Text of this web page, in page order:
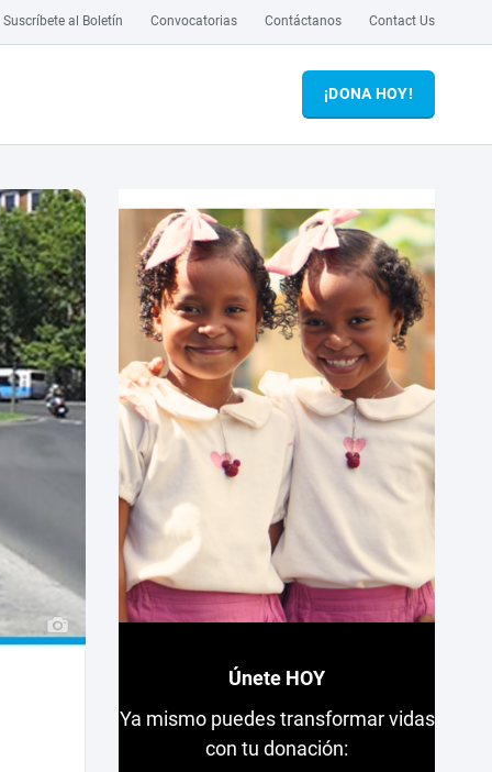
Suscríbete al Boletín Convocatorias Contáctanos Contact Us
¡DONA HOY!
Únete HOY
Ya mismo puedes transformar vidas
con tu donación: